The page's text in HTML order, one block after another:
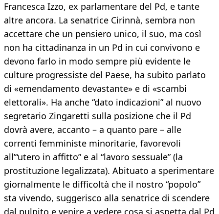
Francesca Izzo, ex parlamentare del Pd, e tante
altre ancora. La senatrice Cirinnà, sembra non
accettare che un pensiero unico, il suo, ma così
non ha cittadinanza in un Pd in cui convivono e
devono farlo in modo sempre più evidente le
culture progressiste del Paese, ha subito parlato
di «emendamento devastante» e di «scambi
elettorali». Ha anche “dato indicazioni” al nuovo
segretario Zingaretti sulla posizione che il Pd
dovrà avere, accanto – a quanto pare – alle
correnti femministe minoritarie, favorevoli
all’“utero in affitto” e al “lavoro sessuale” (la
prostituzione legalizzata). Abituato a sperimentare
giornalmente le difficoltà che il nostro “popolo”
sta vivendo, suggerisco alla senatrice di scendere
dal pulpito e venire a vedere cosa si aspetta dal Pd